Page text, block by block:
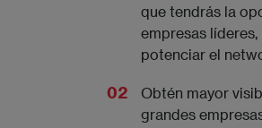
que tendrás la
empresas
potenciar el
Obtén mayor
grandes